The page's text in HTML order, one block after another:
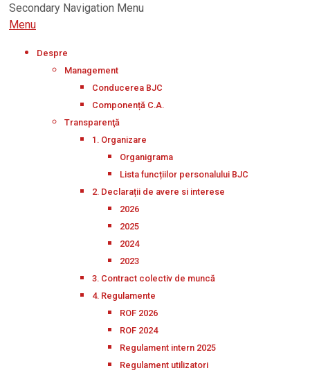
Secondary Navigation Menu
Menu
Despre
Management
Conducerea BJC
Componență C.A.
Transparenţă
1. Organizare
Organigrama
Lista funcțiilor personalului BJC
2. Declarații de avere si interese
2026
2025
2024
2023
3. Contract colectiv de muncă
4. Regulamente
ROF 2026
ROF 2024
Regulament intern 2025
Regulament utilizatori